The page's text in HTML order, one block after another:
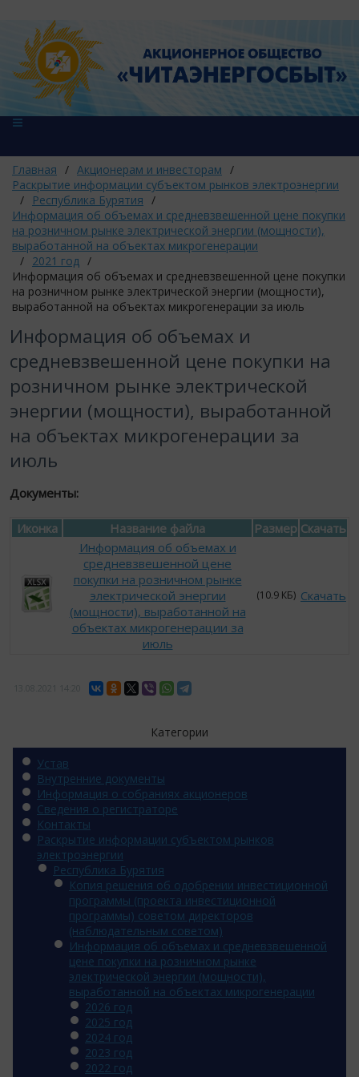
Главная / Акционерам и инвесторам /
Раскрытие информации субъектом рынков электроэнергии
/
Республика Бурятия /
Информация об объемах и средневзвешенной цене покупки
на розничном рынке электрической энергии (мощности),
выработанной на объектах микрогенерации
/ 2021 год /
Информация об объемах и средневзвешенной цене покупки
на розничном рынке электрической энергии (мощности),
выработанной на объектах микрогенерации за июль
Информация об объемах и
средневзвешенной цене покупки на
розничном рынке электрической
энергии (мощности), выработанной
на объектах микрогенерации за
июль
Документы:
Иконка Название файла Размер Скачать
Информация об объемах и
средневзвешенной цене
покупки на розничном рынке
электрической энергии
(мощности), выработанной на
объектах микрогенерации за
июль
(10.9 КБ) Скачать
Категории
Устав
Внутренние документы
Информация о собраниях акционеров
Сведения о регистраторе
Контакты
Раскрытие информации субъектом рынков
электроэнергии
Республика Бурятия
Копия решения об одобрении инвестиционной
программы (проекта инвестиционной
программы) советом директоров
(наблюдательным советом)
Информация об объемах и средневзвешенной
цене покупки на розничном рынке
электрической энергии (мощности),
выработанной на объектах микрогенерации
2026 год
2025 год
2024 год
2023 год
2022 год